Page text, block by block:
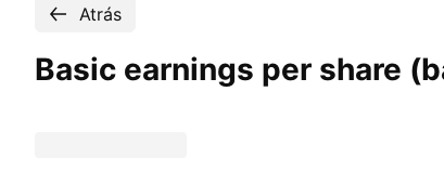
Atrás
Basic earnings per share